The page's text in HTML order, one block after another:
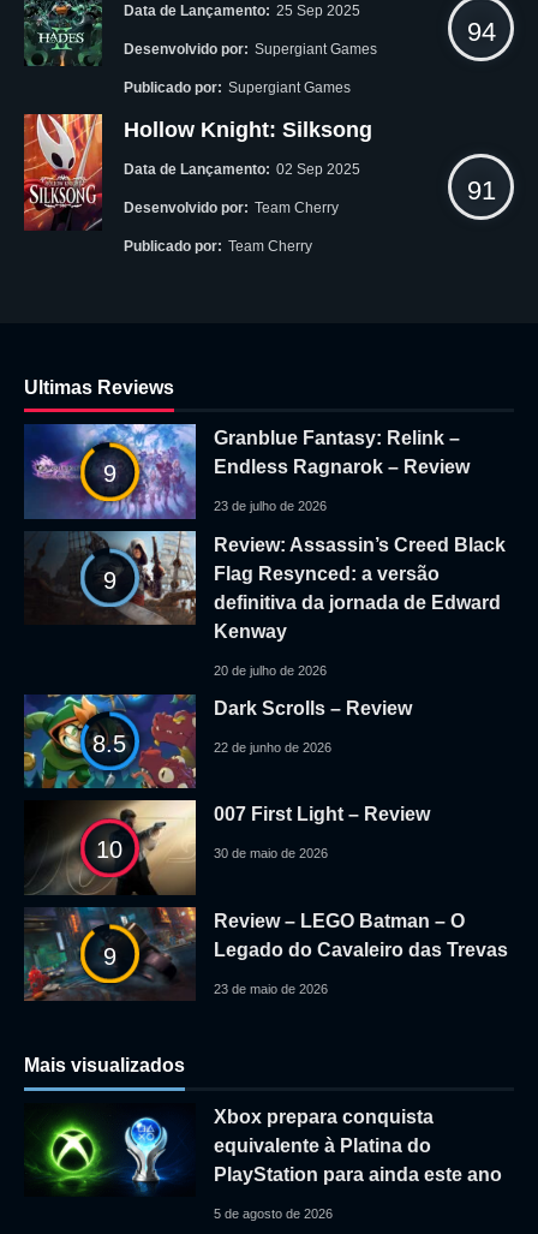
Data de Lançamento: 25 Sep 2025
Desenvolvido por: Supergiant Games
Publicado por: Supergiant Games
94
Hollow Knight: Silksong
Data de Lançamento: 02 Sep 2025
Desenvolvido por: Team Cherry
Publicado por: Team Cherry
91
Ultimas Reviews
9
Granblue Fantasy: Relink –
Endless Ragnarok – Review
23 de julho de 2026
9
Review: Assassin’s Creed Black
Flag Resynced: a versão
definitiva da jornada de Edward
Kenway
20 de julho de 2026
8.5
Dark Scrolls – Review
22 de junho de 2026
10
007 First Light – Review
30 de maio de 2026
9
Review – LEGO Batman – O
Legado do Cavaleiro das Trevas
23 de maio de 2026
Mais visualizados
Xbox prepara conquista
equivalente à Platina do
PlayStation para ainda este ano
5 de agosto de 2026